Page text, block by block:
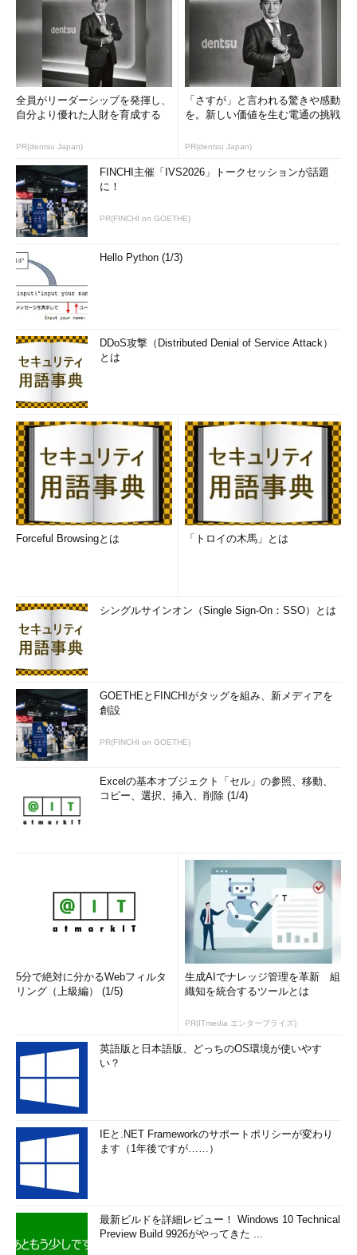
全員がリーダーシップを発揮し、
自分より優れた人財を育成する
PR(dentsu Japan)
「さすが」と言われる驚きや感動
を。新しい価値を生む電通の挑戦
PR(dentsu Japan)
FINCHI主催「IVS2026」トークセッションが話題
に！
PR(FINCHI on GOETHE)
Hello Python (1/3)
DDoS攻撃（Distributed Denial of Service Attack）
とは
Forceful Browsingとは 「トロイの木馬」とは
シングルサインオン（Single Sign-On：SSO）とは
GOETHEとFINCHIがタッグを組み、新メディアを
創設
PR(FINCHI on GOETHE)
Excelの基本オブジェクト「セル」の参照、移動、
コピー、選択、挿入、削除 (1/4)
5分で絶対に分かるWebフィルタ
リング（上級編） (1/5)
生成AIでナレッジ管理を革新 組
織知を統合するツールとは
PR(ITmedia エンタープライズ)
英語版と日本語版、どっちのOS環境が使いやす
い？
IEと.NET Frameworkのサポートポリシーが変わり
ます（1年後ですが……）
最新ビルドを詳細レビュー！ Windows 10 Technical
Preview Build 9926がやってきた ...